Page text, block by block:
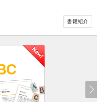
書籍紹介